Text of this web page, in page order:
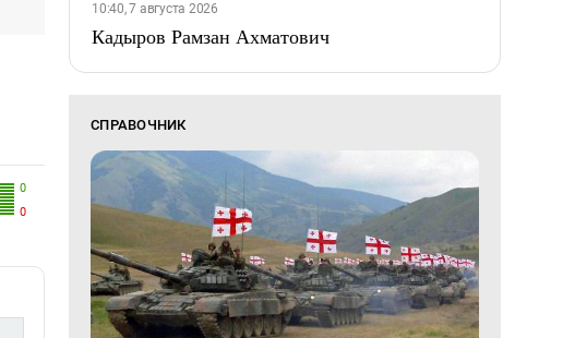
0
0
10:40, 7 августа 2026
Кадыров Рамзан Ахматович
СПРАВОЧНИК